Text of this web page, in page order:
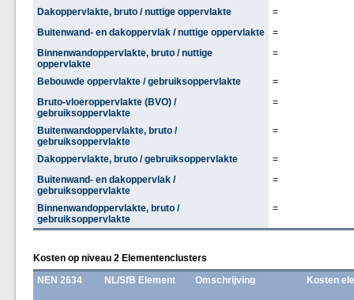
Dakoppervlakte, bruto / nuttige oppervlakte
=
Buitenwand- en dakoppervlak / nuttige oppervlakte
=
Binnenwandoppervlakte, bruto / nuttige
oppervlakte
=
Bebouwde oppervlakte / gebruiksoppervlakte
=
Bruto-vloeroppervlakte (BVO) /
gebruiksoppervlakte
=
Buitenwandoppervlakte, bruto /
gebruiksoppervlakte
=
Dakoppervlakte, bruto / gebruiksoppervlakte
=
Buitenwand- en dakoppervlak /
gebruiksoppervlakte
=
Binnenwandoppervlakte, bruto /
gebruiksoppervlakte
=
Kosten op niveau 2 Elementenclusters
NEN 2634
NL/SfB Element Omschrijving Kosten